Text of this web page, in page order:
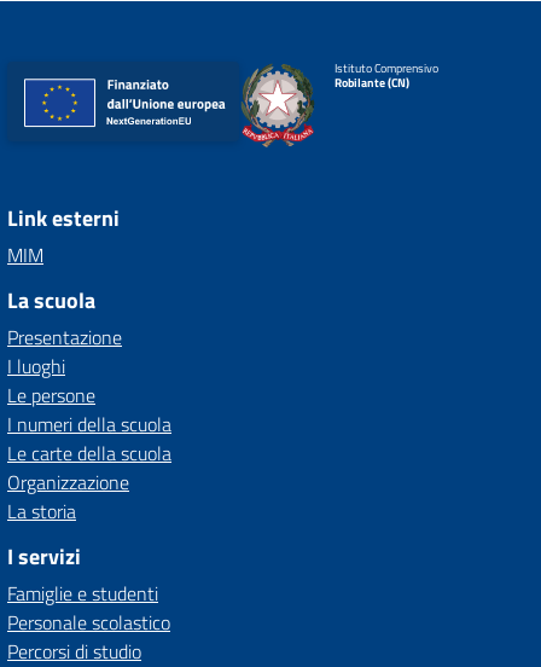
Istituto Comprensivo
Robilante (CN)
Link esterni
MIM
La scuola
Presentazione
I luoghi
Le persone
I numeri della scuola
Le carte della scuola
Organizzazione
La storia
I servizi
Famiglie e studenti
Personale scolastico
Percorsi di studio